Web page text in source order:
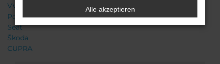
VW
Porsche
Seat
Škoda
CUPRA
Alle akzeptieren